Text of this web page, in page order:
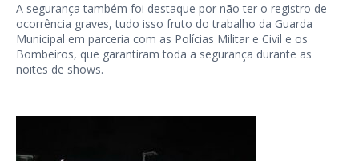
A segurança também foi destaque por não ter o registro de
ocorrência graves, tudo isso fruto do trabalho da Guarda
Municipal em parceria com as Polícias Militar e Civil e os
Bombeiros, que garantiram toda a segurança durante as
noites de shows.